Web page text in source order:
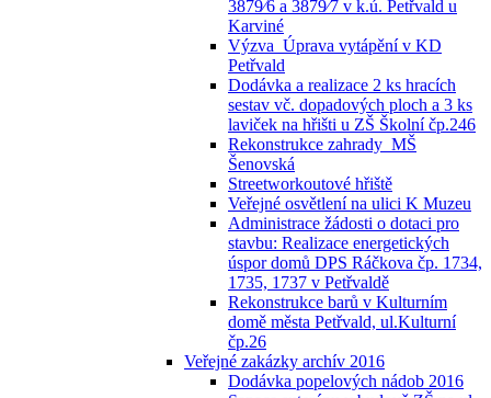
3879⁄6 a 3879⁄7 v k.ú. Petřvald u
Karviné
Výzva_Úprava vytápění v KD
Petřvald
Dodávka a realizace 2 ks hracích
sestav vč. dopadových ploch a 3 ks
laviček na hřišti u ZŠ Školní čp.246
Rekonstrukce zahrady_MŠ
Šenovská
Streetworkoutové hřiště
Veřejné osvětlení na ulici K Muzeu
Administrace žádosti o dotaci pro
stavbu: Realizace energetických
úspor domů DPS Ráčkova čp. 1734,
1735, 1737 v Petřvaldě
Rekonstrukce barů v Kulturním
domě města Petřvald, ul.Kulturní
čp.26
Veřejné zakázky archív 2016
Dodávka popelových nádob 2016